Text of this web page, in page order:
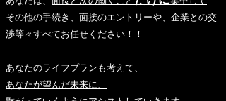
その他の手続き、面接のエントリーや、企業との交
渉等々すべてお任せください！！
あなたのライフプランも考えて、
あなたが望んだ未来に、